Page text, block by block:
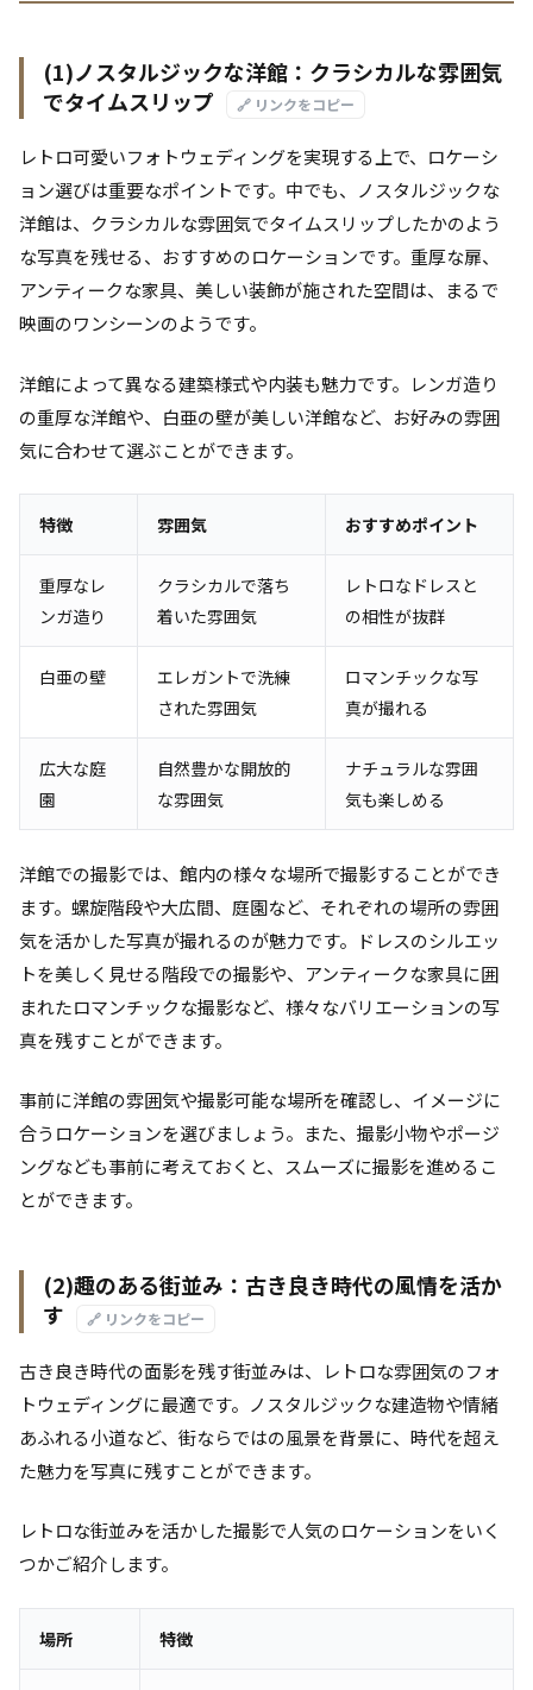
(1)ノスタルジックな洋館：クラシカルな雰囲気
でタイムスリップ
🔗 リンクをコピー
レトロ可愛いフォトウェディングを実現する上で、ロケーシ
ョン選びは重要なポイントです。中でも、ノスタルジックな
洋館は、クラシカルな雰囲気でタイムスリップしたかのよう
な写真を残せる、おすすめのロケーションです。重厚な扉、
アンティークな家具、美しい装飾が施された空間は、まるで
映画のワンシーンのようです。
洋館によって異なる建築様式や内装も魅力です。レンガ造り
の重厚な洋館や、白亜の壁が美しい洋館など、お好みの雰囲
気に合わせて選ぶことができます。
特徴 雰囲気 おすすめポイント
重厚なレ
ンガ造り
クラシカルで落ち
着いた雰囲気
レトロなドレスと
の相性が抜群
白亜の壁
エレガントで洗練
された雰囲気
ロマンチックな写
真が撮れる
広大な庭
園
自然豊かな開放的
な雰囲気
ナチュラルな雰囲
気も楽しめる
洋館での撮影では、館内の様々な場所で撮影することができ
ます。螺旋階段や大広間、庭園など、それぞれの場所の雰囲
気を活かした写真が撮れるのが魅力です。ドレスのシルエッ
トを美しく見せる階段での撮影や、アンティークな家具に囲
まれたロマンチックな撮影など、様々なバリエーションの写
真を残すことができます。
事前に洋館の雰囲気や撮影可能な場所を確認し、イメージに
合うロケーションを選びましょう。また、撮影小物やポージ
ングなども事前に考えておくと、スムーズに撮影を進めるこ
とができます。
(2)趣のある街並み：古き良き時代の風情を活か
す
🔗 リンクをコピー
古き良き時代の面影を残す街並みは、レトロな雰囲気のフォ
トウェディングに最適です。ノスタルジックな建造物や情緒
あふれる小道など、街ならではの風景を背景に、時代を超え
た魅力を写真に残すことができます。
レトロな街並みを活かした撮影で人気のロケーションをいく
つかご紹介します。
場所 特徴